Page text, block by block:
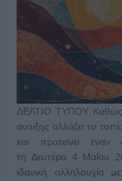
ΔΕΛΤΙΟ ΤΥΠΟΥ Καθώς
άνοιξης αλλάζει το
και προτείνει
τη Δευτέρα 4 Μαΐου
ιδανική αλληλουχία